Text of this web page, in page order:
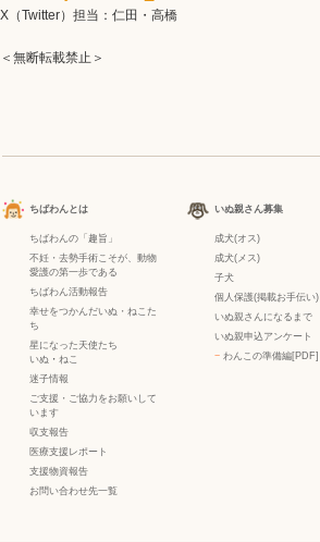
X（Twitter）担当：仁田・高橋
＜無断転載禁止＞
ちばわんとは
ちばわんの「趣旨」
不妊・去勢手術こそが、動物
愛護の第一歩である
ちばわん活動報告
幸せをつかんだいぬ・ねこた
ち
星になった天使たち
いぬ ・ ねこ
迷子情報
ご支援・ご協力をお願いして
います
収支報告
医療支援レポート
支援物資報告
お問い合わせ先一覧
いぬ親さん募集
成犬(オス)
成犬(メス)
子犬
個人保護(掲載お手伝い)
いぬ親さんになるまで
いぬ親申込アンケート
− わんこの準備編[PDF]